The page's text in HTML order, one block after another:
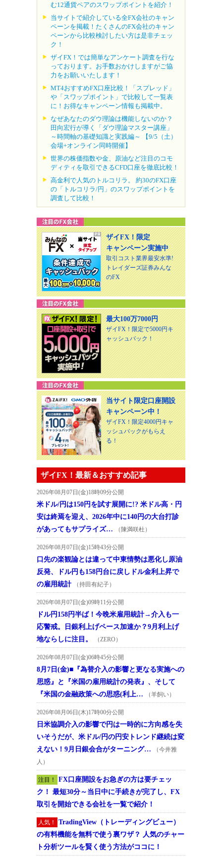
む12通貨ペアのスワップポイントを紹介！
当サイトで紹介している全FX会社のキャン
ペーンを掲載！たくさんのFX会社のキャン
ペーンから比較検討したい方は是非チェッ
ク！
ザイFX！では簡単なアンケート調査を行な
っております。お手数おかけしますがご協
力をお願いいたします！
MT4おすすめFX口座比較！「スプレッド」
や「スワップポイント」で比較して一覧表
に！お得なキャンペーン情報も掲載中。
なぜあなたのダウ理論は機能しないのか？
田向宏行が導く「ダウ理論マスター講座」
～時間軸の基礎知識と実践編～ 【9/5（土）
会場+オンライン同時開催】
世界の株価指数や金、原油など注目のコモ
ディティを取引できるCFD口座を徹底比較！
高金利で人気のトルコリラ。 約30のFX口座
の「トルコリラ/円」のスワップポイントを
調査して比較！
ザイFX！限定
キャンペーン実施中
取引コスト業界最安水準!
トレイダーズ証券みんな
のFX
最大100万7000円
ザイFX！限定で5000円キ
ャッシュバック！
当サイト限定口座開設
キャンペーン中！
ザイFX！限定4000円キャ
ッシュバックがもらえ
る！
ザイFX！最新＆おすすめ記事
2026年08月07日(金)18時09分公開
米ドル/円は150円を試す展開に!? 米ドル高・円
安は終焉を迎え、2026年中に140円の大台打診
があってもサプライズ…
（陳満咲杜）
2026年08月07日(金)15時43分公開
口先の楽観論とは違って中東情勢は悪化し原油
反発、ドル円も158円台に戻しドル金利上昇で
の雇用統計
（持田有紀子）
2026年08月07日(金)09時11分公開
ドル円158円半ば！今晩米雇用統計→介入も一
応警戒。日銀利上げペース加速か？9月利上げ
地ならしに注目。
（ZERO）
2026年08月07日(金)06時45分公開
8月7日(金)■『為替介入の影響と更なる実施への
思惑』と『米国の雇用統計の発表』、そして
『米国の金融政策への思惑(利上…
（羊飼い）
2026年08月06日(木)17時00分公開
日米協調介入の影響で円は一時的に方向感を失
いそうだが、米ドル/円の円安トレンド継続は変
えない！9月日銀会合がターニング…
（今井雅
人）
注目！
FX口座開設をお急ぎの方は要チェッ
ク！ 最短30分～当日中に手続きが完了し、FX
取引を開始できる会社を一覧で紹介！
人気！
TradingView（トレーディングビュー）
の有料機能を無料で使う裏ワザ？ 人気のチャー
ト分析ツールを賢く使う方法がココに！